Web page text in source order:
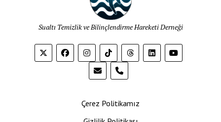
Sualtı Temizlik ve Bilinçlendirme Hareketi Derneği
Çerez Politikamız